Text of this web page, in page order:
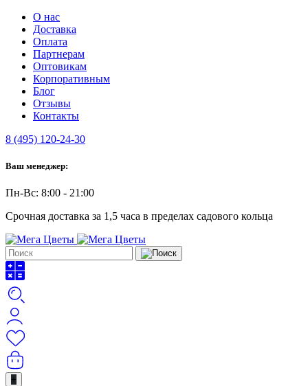
О нас
Доставка
Оплата
Партнерам
Оптовикам
Корпоративным
Блог
Отзывы
Контакты
8 (495) 120-24-30
Ваш менеджер:
Пн-Вс: 8:00 - 21:00
Срочная доставка за 1,5 часа в пределах садового кольца
+